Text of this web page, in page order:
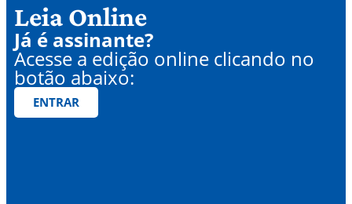
Leia Online
Já é assinante?
Acesse a edição online clicando no
botão abaixo:
ENTRAR